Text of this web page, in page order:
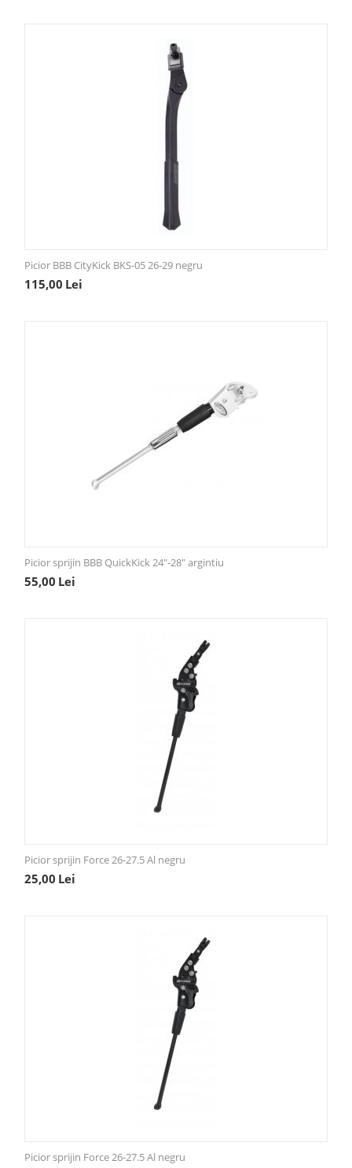
Picior BBB CityKick BKS-05 26-29 negru
115,00 Lei
Picior sprijin BBB QuickKick 24"-28" argintiu
55,00 Lei
Picior sprijin Force 26-27.5 Al negru
25,00 Lei
Picior sprijin Force 26-27.5 Al negru